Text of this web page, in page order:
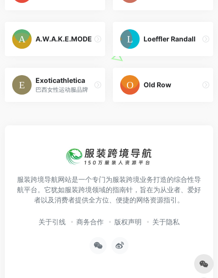
A.W.A.K.E.MODE Loeffler Randall
Exoticathletica
巴西女性运动服品牌
Old Row
服装跨境导航网站是一个专门为服装跨境业务打造的综合性导
航平台。它犹如服装跨境领域的指南针，旨在为从业者、爱好
者以及消费者提供全方位、便捷的网络资源指引。
关于引线 商务合作 版权声明 关于隐私